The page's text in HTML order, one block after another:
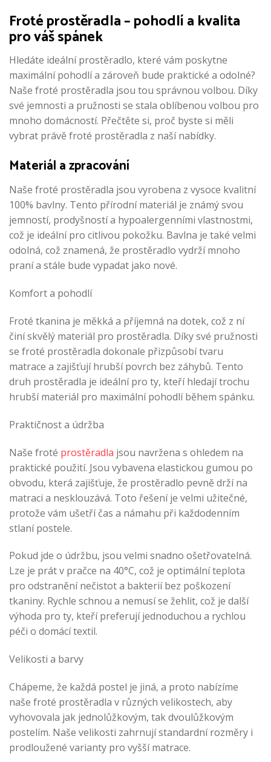
Froté prostěradla – pohodlí a kvalita
pro váš spánek
Hledáte ideální prostěradlo, které vám poskytne
maximální pohodlí a zároveň bude praktické a odolné?
Naše froté prostěradla jsou tou správnou volbou. Díky
své jemnosti a pružnosti se stala oblíbenou volbou pro
mnoho domácností. Přečtěte si, proč byste si měli
vybrat právě froté prostěradla z naší nabídky.
Materiál a zpracování
Naše froté prostěradla jsou vyrobena z vysoce kvalitní
100% bavlny. Tento přírodní materiál je známý svou
jemností, prodyšností a hypoalergenními vlastnostmi,
což je ideální pro citlivou pokožku. Bavlna je také velmi
odolná, což znamená, že prostěradlo vydrží mnoho
praní a stále bude vypadat jako nové.
Komfort a pohodlí
Froté tkanina je měkká a příjemná na dotek, což z ní
činí skvělý materiál pro prostěradla. Díky své pružnosti
se froté prostěradla dokonale přizpůsobí tvaru
matrace a zajišťují hrubší povrch bez záhybů. Tento
druh prostěradla je ideální pro ty, kteří hledají trochu
hrubší materiál pro maximální pohodlí během spánku.
Praktičnost a údržba
Naše froté prostěradla jsou navržena s ohledem na
praktické použití. Jsou vybavena elastickou gumou po
obvodu, která zajišťuje, že prostěradlo pevně drží na
matraci a nesklouzává. Toto řešení je velmi užitečné,
protože vám ušetří čas a námahu při každodenním
stlaní postele.
Pokud jde o údržbu, jsou velmi snadno ošetřovatelná.
Lze je prát v pračce na 40°C, což je optimální teplota
pro odstranění nečistot a bakterií bez poškození
tkaniny. Rychle schnou a nemusí se žehlit, což je další
výhoda pro ty, kteří preferují jednoduchou a rychlou
péči o domácí textil.
Velikosti a barvy
Chápeme, že každá postel je jiná, a proto nabízíme
naše froté prostěradla v různých velikostech, aby
vyhovovala jak jednolůžkovým, tak dvoulůžkovým
postelím. Naše velikosti zahrnují standardní rozměry i
prodloužené varianty pro vyšší matrace.